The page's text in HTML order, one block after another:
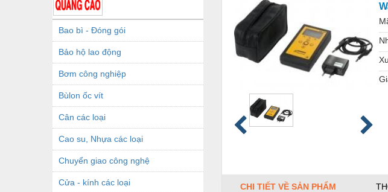
Bao bì - Đóng gói
Bảo hộ lao động
Bơm công nghiệp
Bùlon ốc vít
Cân các loại
Cao su, Nhựa các loại
Chuyển giao công nghệ
Cửa - kính các loại CHI TIẾT VỀ SẢN PHẨM